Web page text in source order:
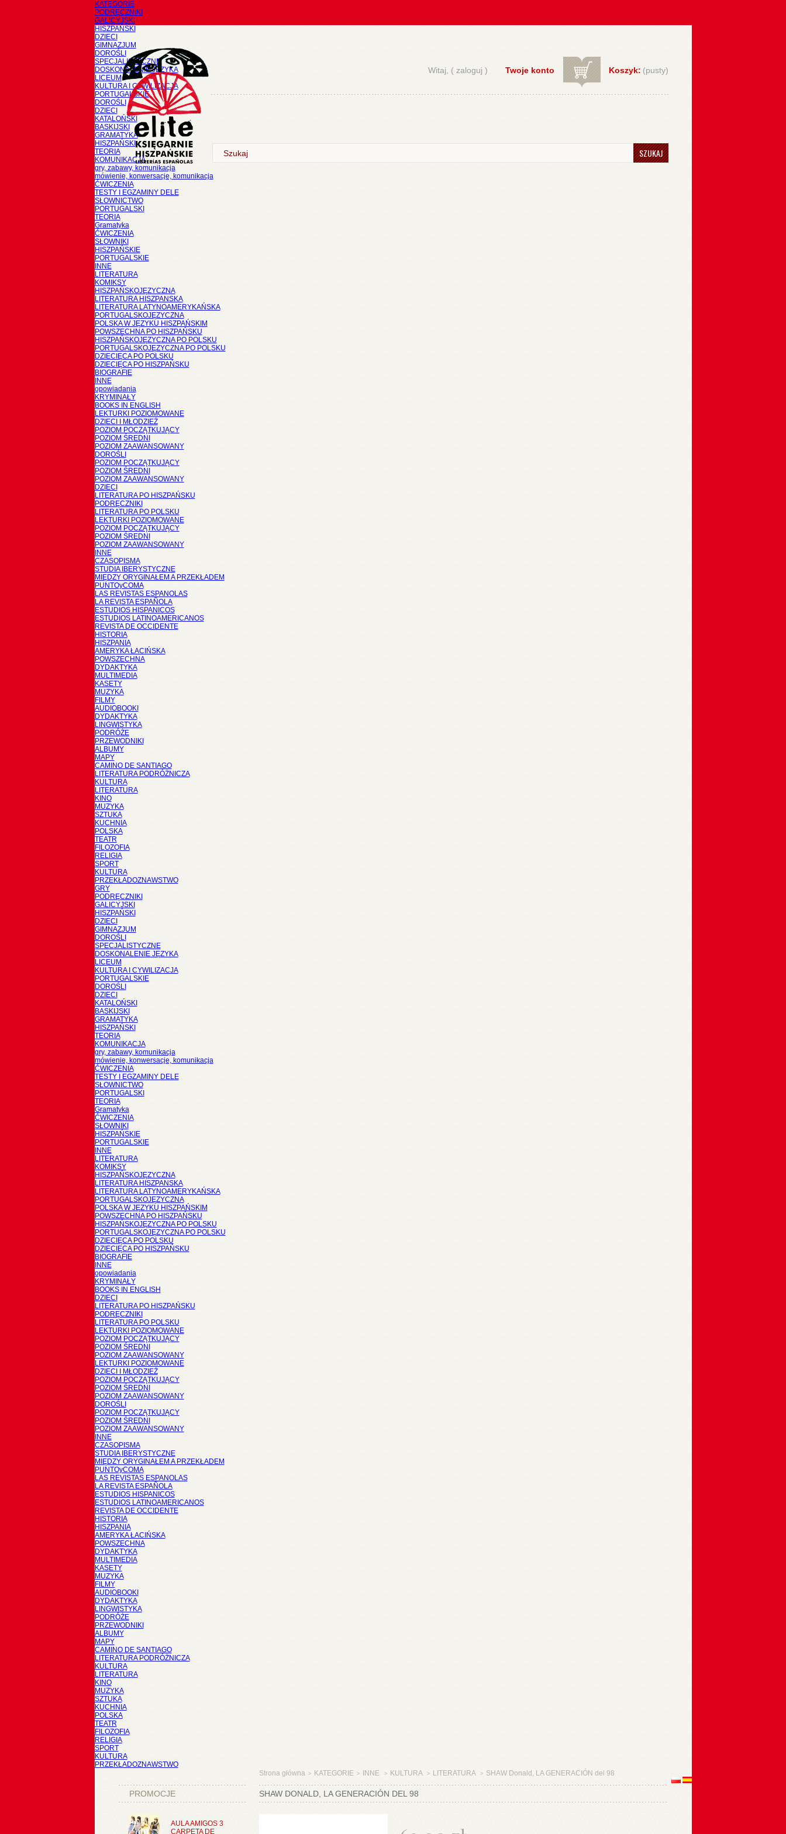
KATEGORIE
PODRĘCZNIKI
GALICYJSKI
HISZPAŃSKI
DZIECI
GIMNAZJUM
DOROŚLI
SPECJALISTYCZNE
DOSKONALENIE JĘZYKA
LICEUM
KULTURA I CYWILIZACJA
PORTUGALSKIE
DOROŚLI
DZIECI
KATALOŃSKI
BASKIJSKI
GRAMATYKA
HISZPAŃSKI
TEORIA
KOMUNIKACJA
gry, zabawy, komunikacja
mówienie, konwersacje, komunikacja
ĆWICZENIA
TESTY I EGZAMINY DELE
SŁOWNICTWO
PORTUGALSKI
TEORIA
Gramatyka
ĆWICZENIA
SŁOWNIKI
HISZPAŃSKIE
PORTUGALSKIE
INNE
LITERATURA
KOMIKSY
HISZPAŃSKOJĘZYCZNA
LITERATURA HISZPANSKA
LITERATURA LATYNOAMERYKAŃSKA
PORTUGALSKOJĘZYCZNA
POLSKA W JĘZYKU HISZPAŃSKIM
POWSZECHNA PO HISZPAŃSKU
HISZPAŃSKOJĘZYCZNA PO POLSKU
PORTUGALSKOJĘZYCZNA PO POLSKU
DZIECIĘCA PO POLSKU
DZIECIĘCA PO HISZPAŃSKU
BIOGRAFIE
INNE
opowiadania
KRYMINAŁY
BOOKS IN ENGLISH
LEKTURKI POZIOMOWANE
DZIECI I MŁODZIEŻ
POZIOM POCZĄTKUJĄCY
POZIOM ŚREDNI
POZIOM ZAAWANSOWANY
DOROŚLI
POZIOM POCZĄTKUJĄCY
POZIOM ŚREDNI
POZIOM ZAAWANSOWANY
DZIECI
LITERATURA PO HISZPAŃSKU
PODRĘCZNIKI
LITERATURA PO POLSKU
LEKTURKI POZIOMOWANE
POZIOM POCZĄTKUJĄCY
POZIOM ŚREDNI
POZIOM ZAAWANSOWANY
INNE
CZASOPISMA
STUDIA IBERYSTYCZNE
MIĘDZY ORYGINAŁEM A PRZEKŁADEM
PUNTOyCOMA
LAS REVISTAS ESPANOLAS
LA REVISTA ESPAÑOLA
ESTUDIOS HISPANICOS
ESTUDIOS LATINOAMERICANOS
REVISTA DE OCCIDENTE
HISTORIA
HISZPANIA
AMERYKA ŁACIŃSKA
POWSZECHNA
DYDAKTYKA
MULTIMEDIA
KASETY
MUZYKA
FILMY
AUDIOBOOKI
DYDAKTYKA
LINGWISTYKA
PODRÓŻE
PRZEWODNIKI
ALBUMY
MAPY
CAMINO DE SANTIAGO
LITERATURA PODRÓŻNICZA
KULTURA
LITERATURA
KINO
MUZYKA
SZTUKA
KUCHNIA
POLSKA
TEATR
FILOZOFIA
RELIGIA
SPORT
KULTURA
PRZEKŁADOZNAWSTWO
GRY
PODRĘCZNIKI
GALICYJSKI
HISZPAŃSKI
DZIECI
GIMNAZJUM
DOROŚLI
SPECJALISTYCZNE
DOSKONALENIE JĘZYKA
LICEUM
KULTURA I CYWILIZACJA
PORTUGALSKIE
DOROŚLI
DZIECI
KATALOŃSKI
BASKIJSKI
GRAMATYKA
HISZPAŃSKI
TEORIA
KOMUNIKACJA
gry, zabawy, komunikacja
mówienie, konwersacje, komunikacja
ĆWICZENIA
TESTY I EGZAMINY DELE
SŁOWNICTWO
PORTUGALSKI
TEORIA
Gramatyka
ĆWICZENIA
SŁOWNIKI
HISZPAŃSKIE
PORTUGALSKIE
INNE
LITERATURA
KOMIKSY
HISZPAŃSKOJĘZYCZNA
LITERATURA HISZPANSKA
LITERATURA LATYNOAMERYKAŃSKA
PORTUGALSKOJĘZYCZNA
POLSKA W JĘZYKU HISZPAŃSKIM
POWSZECHNA PO HISZPAŃSKU
HISZPAŃSKOJĘZYCZNA PO POLSKU
PORTUGALSKOJĘZYCZNA PO POLSKU
DZIECIĘCA PO POLSKU
DZIECIĘCA PO HISZPAŃSKU
BIOGRAFIE
INNE
opowiadania
KRYMINAŁY
BOOKS IN ENGLISH
DZIECI
LITERATURA PO HISZPAŃSKU
PODRĘCZNIKI
LITERATURA PO POLSKU
LEKTURKI POZIOMOWANE
POZIOM POCZĄTKUJĄCY
POZIOM ŚREDNI
POZIOM ZAAWANSOWANY
LEKTURKI POZIOMOWANE
DZIECI I MŁODZIEŻ
POZIOM POCZĄTKUJĄCY
POZIOM ŚREDNI
POZIOM ZAAWANSOWANY
DOROŚLI
POZIOM POCZĄTKUJĄCY
POZIOM ŚREDNI
POZIOM ZAAWANSOWANY
INNE
CZASOPISMA
STUDIA IBERYSTYCZNE
MIĘDZY ORYGINAŁEM A PRZEKŁADEM
PUNTOyCOMA
LAS REVISTAS ESPANOLAS
LA REVISTA ESPAÑOLA
ESTUDIOS HISPANICOS
ESTUDIOS LATINOAMERICANOS
REVISTA DE OCCIDENTE
HISTORIA
HISZPANIA
AMERYKA ŁACIŃSKA
POWSZECHNA
DYDAKTYKA
MULTIMEDIA
KASETY
MUZYKA
FILMY
AUDIOBOOKI
DYDAKTYKA
LINGWISTYKA
PODRÓŻE
PRZEWODNIKI
ALBUMY
MAPY
CAMINO DE SANTIAGO
LITERATURA PODRÓŻNICZA
KULTURA
LITERATURA
KINO
MUZYKA
SZTUKA
KUCHNIA
POLSKA
TEATR
FILOZOFIA
RELIGIA
SPORT
KULTURA
PRZEKŁADOZNAWSTWO
Koszyk: (pusty)
Twoje konto
Witaj, ( zaloguj )
SZUKAJ
PROMOCJE
AULA AMIGOS 3
CARPETA DE
Strona główna > KATEGORIE > INNE > KULTURA > LITERATURA > SHAW Donald, LA GENERACIÓN del 98
SHAW DONALD, LA GENERACIÓN DEL 98